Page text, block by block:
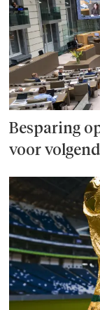
Besparing
voor